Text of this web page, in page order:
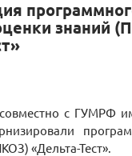
знаний
с ГУМРФ
«Дельта-Тест».